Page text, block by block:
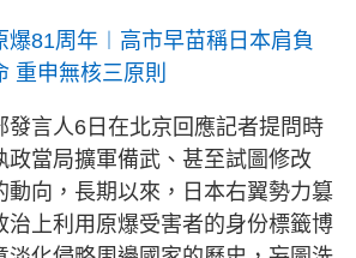
爆81周年︱高市早苗稱日本肩負
重申無核三原則
發言人6日在北京回應記者提問時
政當局擴軍備武、甚至試圖修改
動向，長期以來，日本右翼勢力篡
治上利用原爆受害者的身份標籤博